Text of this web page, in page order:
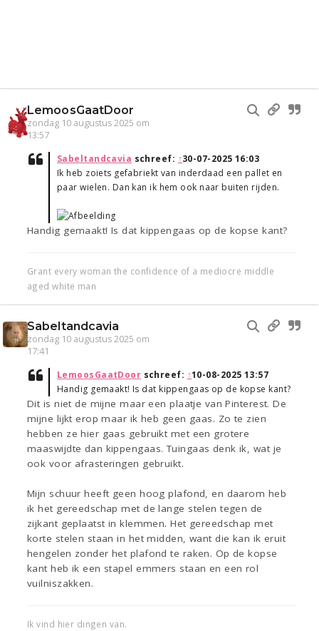
LemoosGaatDoor
zondag 10 augustus 2025 om
13:57
Sabeltandcavia schreef: ↑30-07-2025 16:03
Ik heb zoiets gefabriekt van inderdaad een pallet en
paar wielen. Dan kan ik hem ook naar buiten rijden.
Handig gemaakt! Is dat kippengaas op de kopse kant?
Grant every woman the confidence of a mediocre middle
aged white man
Sabeltandcavia
zondag 10 augustus 2025 om
17:41
LemoosGaatDoor schreef: ↑10-08-2025 13:57
Handig gemaakt! Is dat kippengaas op de kopse kant?
Dit is niet de mijne maar een plaatje van Pinterest. De
mijne lijkt erop maar ik heb geen gaas. Zo te zien
hebben ze hier gaas gebruikt met een grotere
maaswijdte dan kippengaas. Tuingaas denk ik, wat je
ook voor afrasteringen gebruikt.
Mijn schuur heeft geen hoog plafond, en daarom heb
ik het gereedschap met de lange stelen tegen de
zijkant geplaatst in klemmen. Het gereedschap met
korte stelen staan in het midden, want die kan ik eruit
hengelen zonder het plafond te raken. Op de kopse
kant heb ik een stapel emmers staan en een rol
vuilniszakken.
Ik vind hier dingen van.